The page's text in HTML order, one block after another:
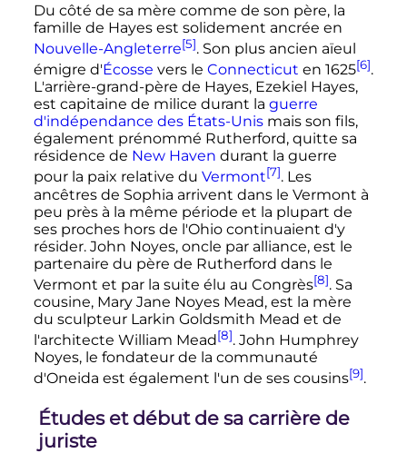
Du côté de sa mère comme de son père, la
famille de Hayes est solidement ancrée en
Nouvelle-Angleterre[5]. Son plus ancien aïeul
émigre d'Écosse vers le Connecticut en 1625[6].
L'arrière-grand-père de Hayes, Ezekiel Hayes,
est capitaine de milice durant la guerre
d'indépendance des États-Unismais son fils,
également prénommé Rutherford, quitte sa
résidence de New Haven durant la guerre
pour la paix relative du Vermont[7]. Les
ancêtres de Sophia arrivent dans le Vermont à
peu près à la même période et la plupart de
ses proches hors de l'Ohio continuaient d'y
résider. John Noyes, oncle par alliance, est le
partenaire du père de Rutherford dans le
Vermont et par la suite élu au Congrès[8]. Sa
cousine, Mary Jane Noyes Mead, est la mère
du sculpteur Larkin Goldsmith Mead et de
l'architecte William Mead[8]. John Humphrey
Noyes, le fondateur de la communauté
d'Oneida est également l'un de ses cousins[9].
Études et début de sa carrière de
juriste